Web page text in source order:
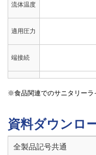
流体温度
適用圧力
端接続
材質 本
体
食品関連でのサニタリーラ
資料ダウンロ
全製品記号共通